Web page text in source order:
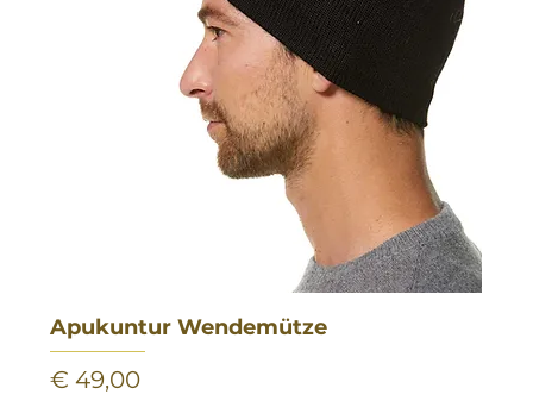
Apukuntur Wendemütze
Preis
€ 49,00